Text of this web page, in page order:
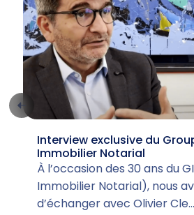
Interview exclusive du
Immobilier Notarial
À l’occasion des 30 ans du
Immobilier Notarial), nous
d’échanger avec Olivier Cle…